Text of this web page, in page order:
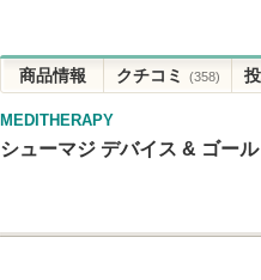
商品情報 クチコミ (358)
MEDITHERAPY
シューマジ デバイス & ゴー